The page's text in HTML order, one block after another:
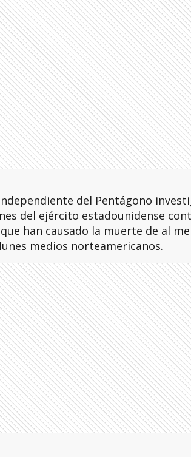
del Pentágono
del ejército estadounidense
han causado la muerte de al
medios norteamericanos.